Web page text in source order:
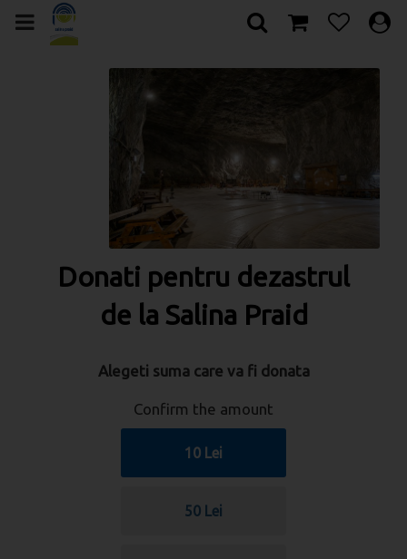
Donati pentru dezastrul
de la Salina Praid
Alegeti suma care va fi donata
Confirm the amount
10 Lei
50 Lei